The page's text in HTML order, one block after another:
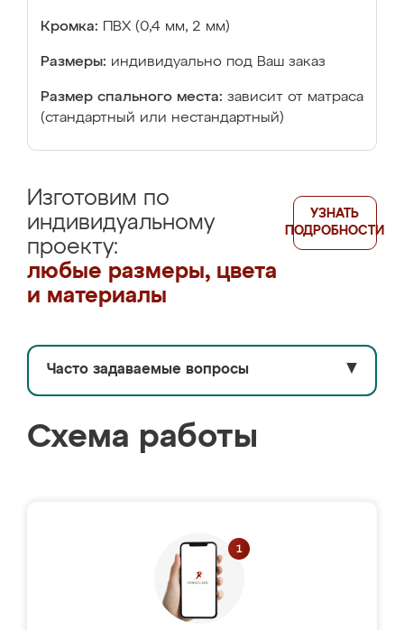
Кромка: ПВХ (0,4 мм, 2 мм)
Размеры: индивидуально под Ваш заказ
Размер спального места: зависит от матраса
(стандартный или нестандартный)
Изготовим по
индивидуальному
проекту:
любые размеры, цвета
и материалы
УЗНАТЬ
ПОДРОБНОСТИ
Часто задаваемые вопросы ▼
Схема работы